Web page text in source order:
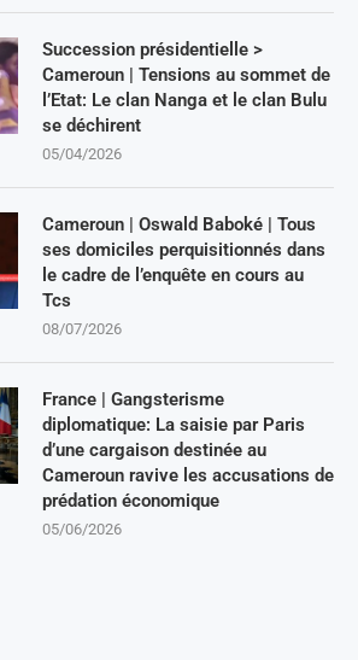
Succession présidentielle >
Cameroun | Tensions au sommet de
l’Etat: Le clan Nanga et le clan Bulu
se déchirent
05/04/2026
Cameroun | Oswald Baboké | Tous
ses domiciles perquisitionnés dans
le cadre de l’enquête en cours au
Tcs
08/07/2026
France | Gangsterisme
diplomatique: La saisie par Paris
d’une cargaison destinée au
Cameroun ravive les accusations de
prédation économique
05/06/2026